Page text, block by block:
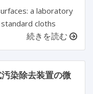
a laboratory
cloths
続きを読む
染除去装置の微